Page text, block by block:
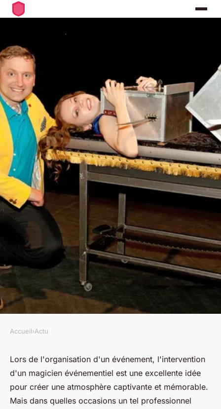
Les occasions propices à
l'intervention d'un magicien
événementiel
Accueil›Actu
Lors de l'organisation d'un événement, l'intervention
d'un magicien événementiel est une excellente idée
pour créer une atmosphère captivante et mémorable.
Mais dans quelles occasions un tel professionnel